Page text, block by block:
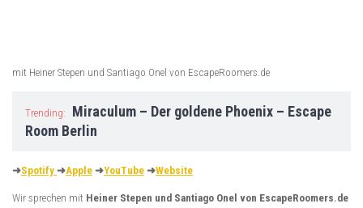
mit Heiner Stepen und Santiago Onel von EscapeRoomers.de
Trending:
Miraculum – Der goldene Phoenix – Escape
Room Berlin
➜Spotify ➜Apple ➜YouTube ➜Website
Wir sprechen mit Heiner Stepen und Santiago Onel von EscapeRoomers.de